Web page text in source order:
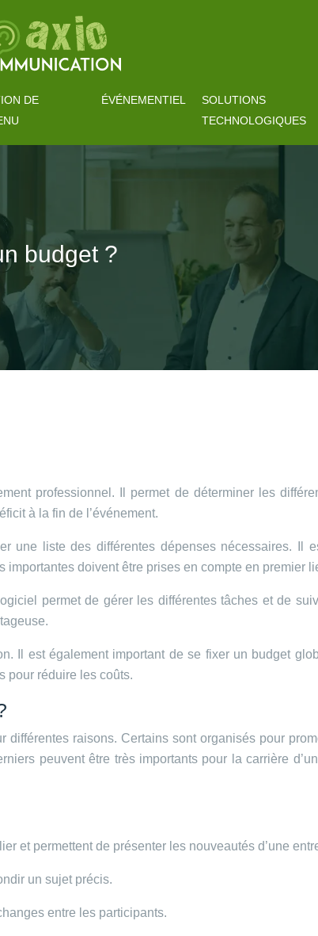
DE
ÉVÉNEMENTIEL
SOLUTIONS
TECHNOLOGIQUES
budget ?
professionnel. Il permet de déterminer les
à la fin de l’événement.
une liste des différentes dépenses nécessaires. Il
doivent être prises en compte en premier
permet de gérer les différentes tâches et de
Il est également important de se fixer un budget
pour réduire les coûts.
raisons. Certains sont organisés pour
peuvent être très importants pour la carrière
et permettent de présenter les nouveautés d’une
un sujet précis.
entre les participants.